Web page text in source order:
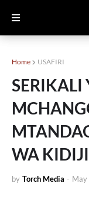
Home USAFIRI
SERIKALI
WA
by Torch Media -